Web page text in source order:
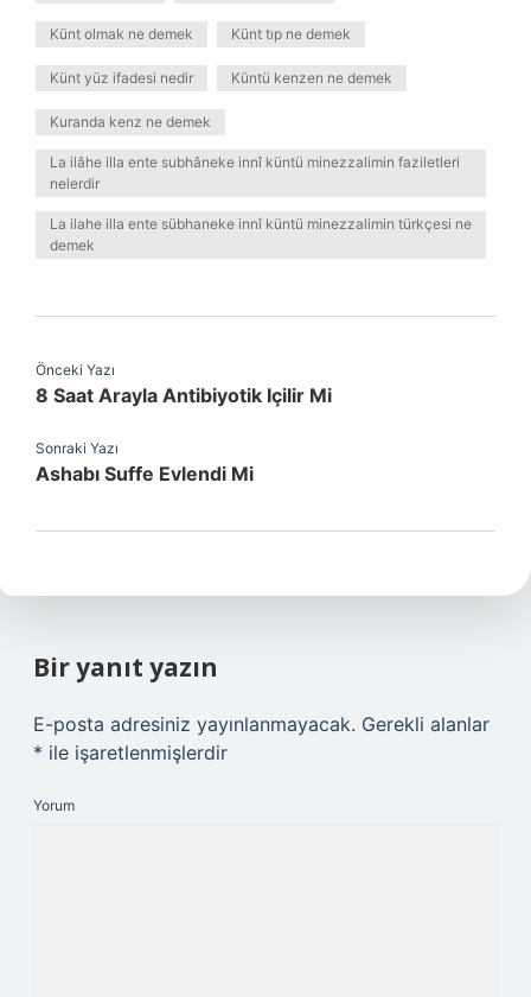
Künt olmak ne demek Künt tıp ne demek
Künt yüz ifadesi nedir Küntü kenzen ne demek
Kuranda kenz ne demek
La ilâhe illa ente subhâneke innî küntü minezzalimin faziletleri
nelerdir
La ilahe illa ente sübhaneke innî küntü minezzalimin türkçesi ne
demek
Önceki Yazı
8 Saat Arayla Antibiyotik Içilir Mi
Sonraki Yazı
Ashabı Suffe Evlendi Mi
Bir yanıt yazın
E-posta adresiniz yayınlanmayacak. Gerekli alanlar
* ile işaretlenmişlerdir
Yorum